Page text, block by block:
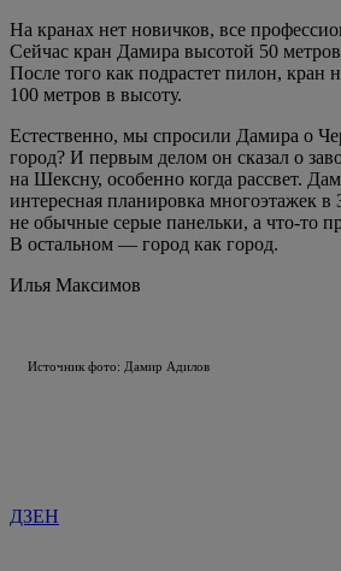
На кранах нет новичков, все
Сейчас кран Дамира высотой 50
После того как подрастет пилон, кран
100 метров в высоту.
Естественно, мы спросили Дамира о
город? И первым делом он сказал о
на Шексну, особенно когда рассвет.
интересная планировка многоэтажек
не обычные серые панельки, а что-то
В остальном — город как город.
Илья Максимов
Источник фото: Дамир Адилов
ДЗЕН